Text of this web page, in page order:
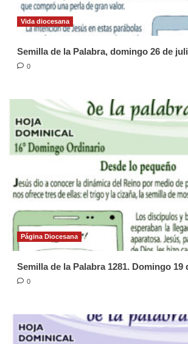
Vida diocesana
Semilla de la Palabra, domingo 26 de
0
Página Diocesana
Semilla de la Palabra 1281. Domingo 19
0